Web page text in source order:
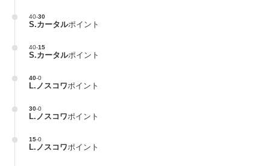
40-30
S.カータルポイント
40-15
S.カータルポイント
40-0
L.ノスコワポイント
30-0
L.ノスコワポイント
15-0
L.ノスコワポイント